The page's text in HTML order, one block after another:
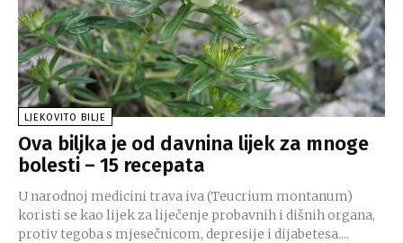
LJEKOVITO BILJE
Ova biljka je od davnina lijek za mnoge
bolesti – 15 recepata
U narodnoj medicini trava iva (Teucrium montanum)
koristi se kao lijek za liječenje probavnih i dišnih organa,
protiv tegoba s mjesečnicom, depresije i dijabetesa....